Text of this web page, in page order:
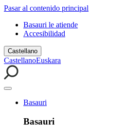
Pasar al contenido principal
Basauri le atiende
Accesibilidad
Castellano
CastellanoEuskara
Basauri
Basauri